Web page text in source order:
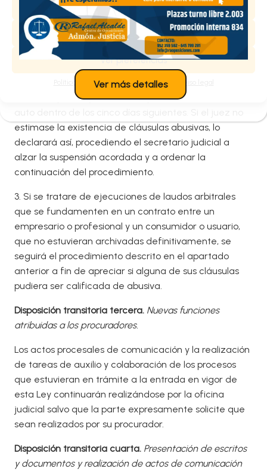
Aceptar
Denegar
Ver preferencias
Política de cookiesPolítica de privacidad
empresario o profesional y un consumidor o usuario. En
este caso, dará inmediatamente cuenta al juez
quien, si apreciase que alguna de las cláusulas que
constituye el fundamento de la petición o que
hubiese determinado la cantidad exigible puede ser
calificada como abusiva, dará audiencia por cinco
días a las partes y resolverá lo procedente mediante
estimase la existencia de cláusulas abusivas, lo
declarará así, procediendo el secretario judicial a
alzar la suspensión acordada y a ordenar la
continuación del procedimiento.
3. Si se tratare de ejecuciones de laudos arbitrales
que se fundamenten en un contrato entre un
empresario o profesional y un consumidor o usuario,
que no estuvieran archivadas definitivamente, se
seguirá el procedimiento descrito en el apartado
anterior a fin de apreciar si alguna de sus cláusulas
pudiera ser calificada de abusiva.
Disposición transitoria tercera. Nuevas funciones
atribuidas a los procuradores.
Los actos procesales de comunicación y la realización
de tareas de auxilio y colaboración de los procesos
que estuvieran en trámite a la entrada en vigor de
esta Ley continuarán realizándose por la oficina
judicial salvo que la parte expresamente solicite que
sean realizados por su procurador.
Disposición transitoria cuarta. Presentación de escritos
y documentos y realización de actos de comunicación
Ver más detalles